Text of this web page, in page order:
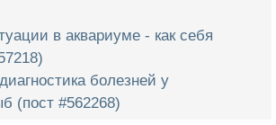
в аквариуме - как себя
болезней у
(пост #562268)